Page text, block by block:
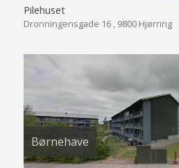
Pilehuset
Dronningensgade 16 , 9800 Hjørring
Børnehave